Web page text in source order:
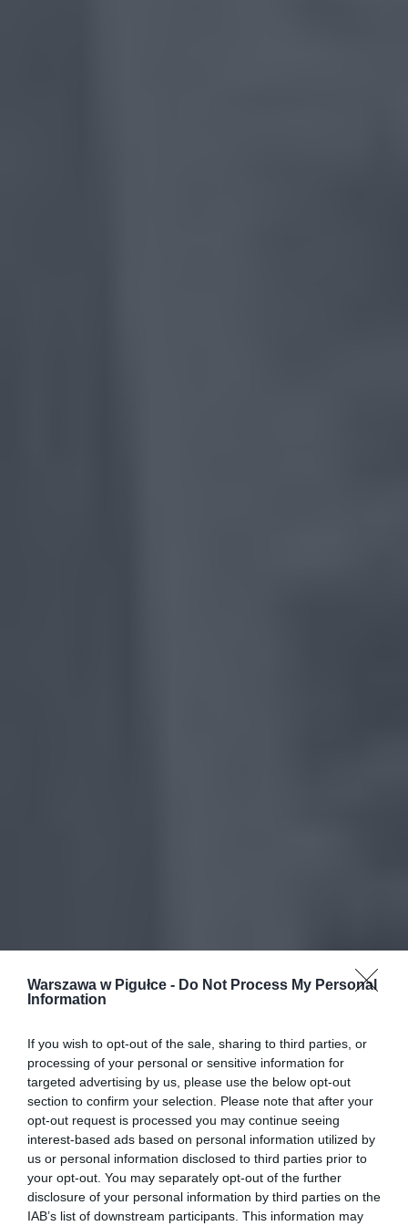
Warszawa w Pigułce - Do Not Process My Personal
Information
If you wish to opt-out of the sale, sharing to third parties, or
processing of your personal or sensitive information for
targeted advertising by us, please use the below opt-out
section to confirm your selection. Please note that after your
opt-out request is processed you may continue seeing
interest-based ads based on personal information utilized by
us or personal information disclosed to third parties prior to
your opt-out. You may separately opt-out of the further
disclosure of your personal information by third parties on the
IAB’s list of downstream participants. This information may